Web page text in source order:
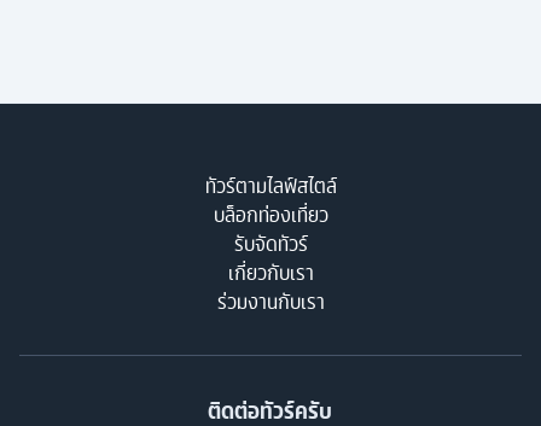
ทัวร์ตามไลฟ์สไตล์
บล็อกท่องเที่ยว
รับจัดทัวร์
เกี่ยวกับเรา
ร่วมงานกับเรา
ติดต่อทัวร์ครับ